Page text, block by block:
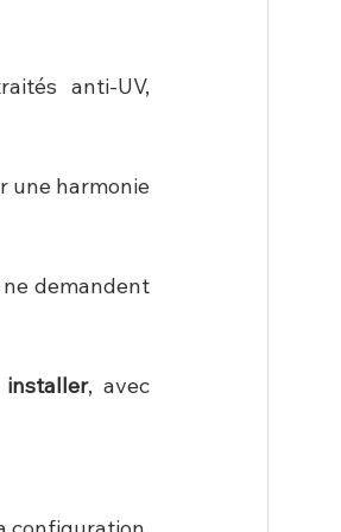
anti-UV,
une harmonie
demandent
, avec